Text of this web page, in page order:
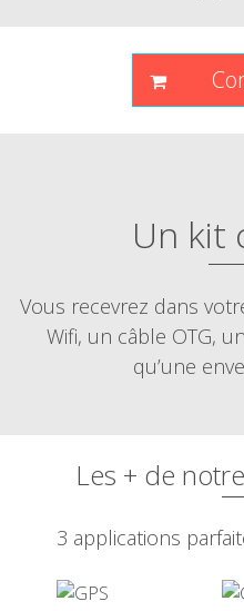
Un kit
Vous recevrez dans
Wifi, un câble OTG,
qu’une
Les + de
3 applications